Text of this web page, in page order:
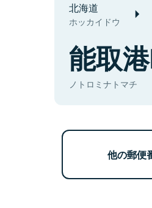
北海道
ホッカイドウ
能取
ノトロミナトマチ
他の郵便